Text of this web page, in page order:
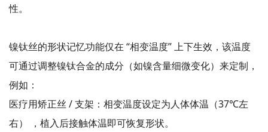
性。
镍钛丝的形状记忆功能仅在 “相变温度” 上下生效，该温度
可通过调整镍钛合金的成分（如镍含量细微变化）来定制，
例如：
医疗用矫正丝 / 支架：相变温度设定为人体体温（37℃左
右） ，植入后接触体温即可恢复形状。